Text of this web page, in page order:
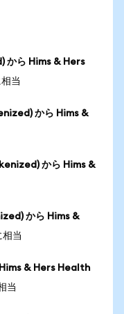
から Hims & Hers
当
から Hims &
から Hims &
から Hims &
相当
& Hers Health
当